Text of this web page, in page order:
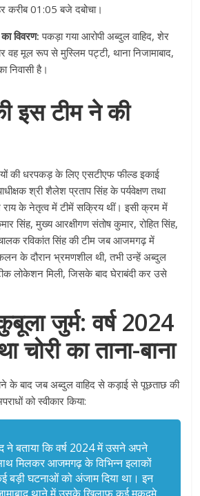
करीब 01:05 बजे दबोचा।
विवरण: पकड़ा गया आरोपी अब्दुल वाहिद, शेर
मूल रूप से मुस्लिम पट्टी, थाना निजामाबाद,
है।
इस टीम ने की
की धरपकड़ के लिए एसटीएफ फील्ड इकाई
श्री शैलेश प्रताप सिंह के पर्यवेक्षण तथा
राय के नेतृत्व में टीमें सक्रिय थीं। इसी क्रम में
सिंह, मुख्य आरक्षीगण संतोष कुमार, रोहित सिंह,
रविकांत सिंह की टीम जब आजमगढ़ में
के दौरान भ्रमणशील थी, तभी उन्हें अब्दुल
लोकेशन मिली, जिसके बाद घेराबंदी कर उसे
जुर्म: वर्ष 2024
चोरी का ताना-बाना
के बाद जब अब्दुल वाहिद से कड़ाई से पूछताछ की
को स्वीकार किया:
ने बताया कि वर्ष 2024 में उसने अपने
मिलकर आजमगढ़ के विभिन्न इलाकों
बड़ी घटनाओं को अंजाम दिया था । इन